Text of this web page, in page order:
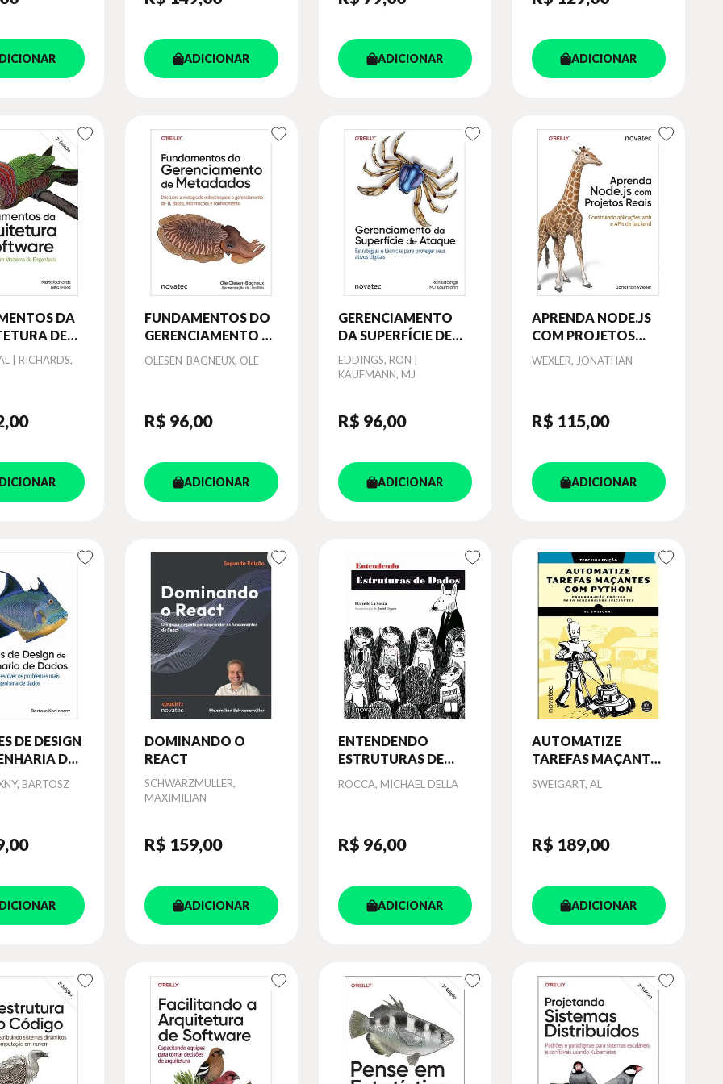
ADICIONAR ADICIONAR ADICIONAR
DA
DE
| RICHARDS,
,00
FUNDAMENTOS DO
GERENCIAMENTO DE
METADADOS
Autor
OLESEN-BAGNEUX, OLE
R$ 96,00
ADICIONAR
GERENCIAMENTO
DA SUPERFÍCIE DE
ATAQUE
Autor
EDDINGS, RON |
KAUFMANN, MJ
R$ 96,00
ADICIONAR
APRENDA NODE.JS
COM PROJETOS
REAIS
Autor
WEXLER, JONATHAN
R$ 115,00
ADICIONAR
DE DESIGN
DE
BARTOSZ
,00
DOMINANDO O
REACT
Autor
SCHWARZMULLER,
MAXIMILIAN
R$ 159,00
ADICIONAR
ENTENDENDO
ESTRUTURAS DE
DADOS
Autor
ROCCA, MICHAEL DELLA
R$ 96,00
ADICIONAR
AUTOMATIZE
TAREFAS MAÇANTES
COM PYTHON
Autor
SWEIGART, AL
R$ 189,00
ADICIONAR